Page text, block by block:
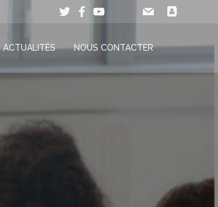
ACTUALITÉS NOUS CONTACTER